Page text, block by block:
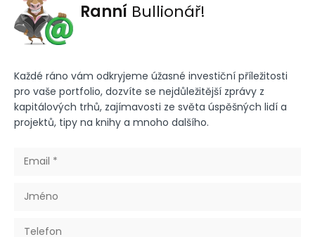
Ranní Bullionář!
Každé ráno vám odkryjeme úžasné investiční příležitosti
pro vaše portfolio, dozvíte se nejdůležitější zprávy z
kapitálových trhů, zajímavosti ze světa úspěšných lidí a
projektů, tipy na knihy a mnoho dalšího.